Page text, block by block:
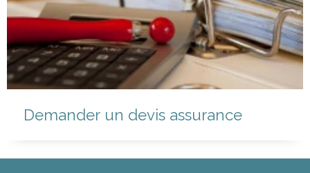
Demander un devis assurance